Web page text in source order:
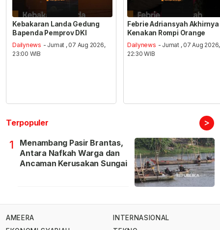
Kebakaran Landa Gedung
Bapenda Pemprov DKI
Dailynews - Jumat , 07 Aug 2026,
23:00 WIB
Febrie Adriansyah Akhirnya
Kenakan Rompi Orange
Dailynews - Jumat , 07 Aug 2026,
22:30 WIB
Terpopuler >
1
Menambang Pasir Brantas,
Antara Nafkah Warga dan
Ancaman Kerusakan Sungai
AMEERA
INTERNASIONAL